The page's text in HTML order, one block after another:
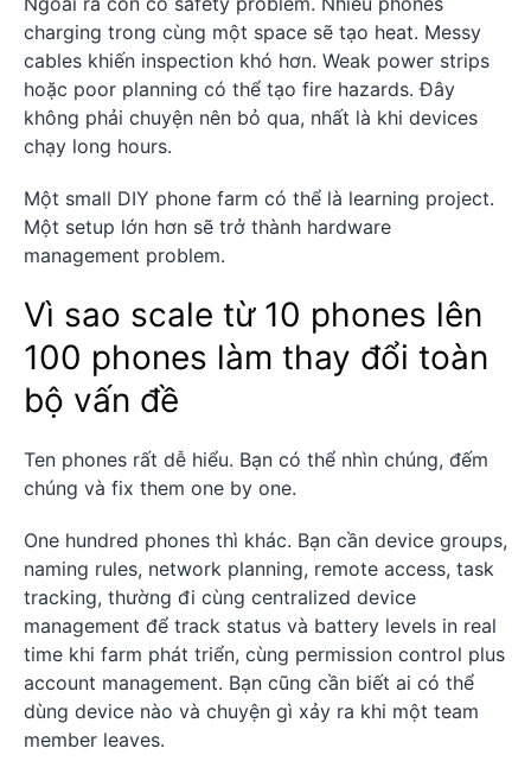
charging trong cùng một space sẽ tạo heat. Messy
cables khiến inspection khó hơn. Weak power strips
hoặc poor planning có thể tạo fire hazards. Đây
không phải chuyện nên bỏ qua, nhất là khi devices
chạy long hours.
Một small DIY phone farm có thể là learning project.
Một setup lớn hơn sẽ trở thành hardware
management problem.
Vì sao scale từ 10 phones lên
100 phones làm thay đổi toàn
bộ vấn đề
Ten phones rất dễ hiểu. Bạn có thể nhìn chúng, đếm
chúng và fix them one by one.
One hundred phones thì khác. Bạn cần device groups,
naming rules, network planning, remote access, task
tracking, thường đi cùng centralized device
management để track status và battery levels in real
time khi farm phát triển, cùng permission control plus
account management. Bạn cũng cần biết ai có thể
dùng device nào và chuyện gì xảy ra khi một team
member leaves.